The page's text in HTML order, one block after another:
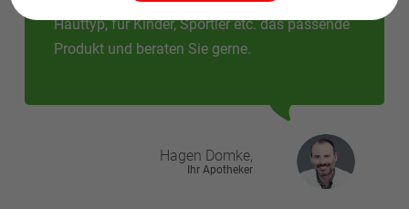
Hauttyp, für Kinder, Sportler etc. das passende
Produkt und beraten Sie gerne.
Hagen Domke,
Ihr Apotheker